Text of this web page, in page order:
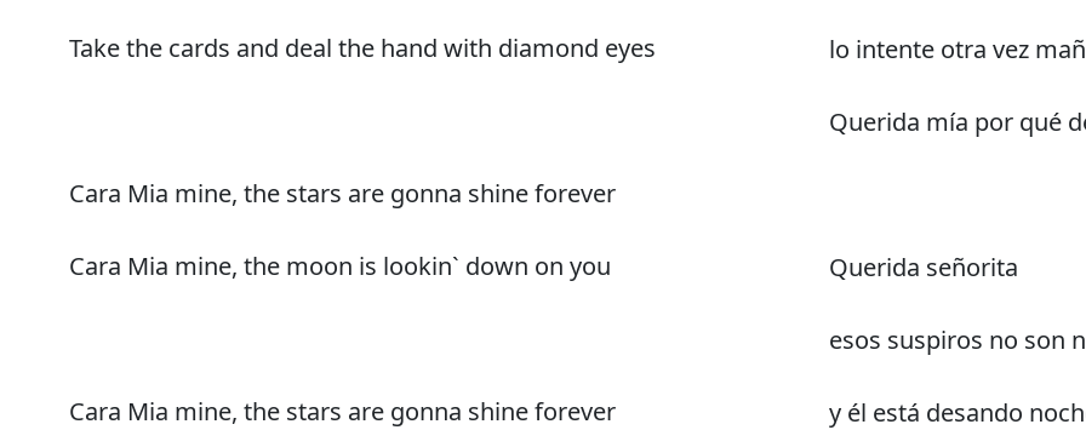
Take the cards and deal the hand with diamond eyes
Cara Mia mine, the stars are gonna shine forever
Cara Mia mine, the moon is lookin` down on you
Cara Mia mine, the stars are gonna shine forever
lo intente otra vez
Querida mía por qué
Querida señorita
esos suspiros no son
y él está desando